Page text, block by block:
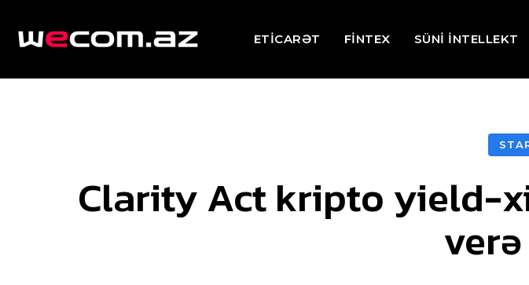
ETİCARƏT FİNTEX SÜNİ İNTELLEKT
Clarity Act kripto yield-